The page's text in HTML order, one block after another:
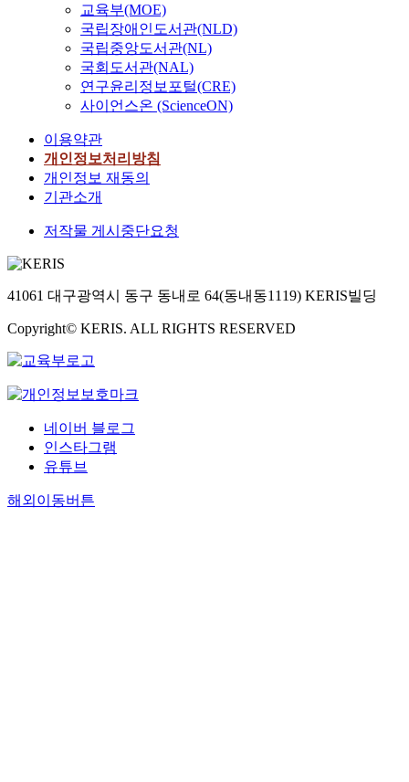
교육부(MOE)
국립장애인도서관(NLD)
국립중앙도서관(NL)
국회도서관(NAL)
연구윤리정보포털(CRE)
사이언스온 (ScienceON)
이용약관
개인정보처리방침
개인정보 재동의
기관소개
저작물 게시중단요청
41061 대구광역시 동구 동내로 64(동내동1119) KERIS빌딩
Copyright© KERIS. ALL RIGHTS RESERVED
네이버 블로그
인스타그램
유튜브
해외이동버튼